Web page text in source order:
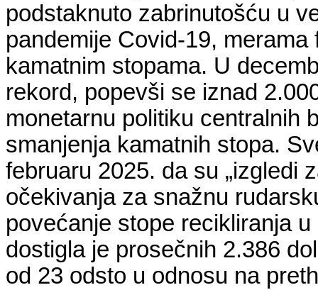
podstaknuto zabrinutošću u
pandemije Covid-19,
kamatnim stopama. U
rekord, popevši se iznad
monetarnu politiku centralnih
smanjenja kamatnih stopa.
februaru 2025. da su „izgledi
očekivanja za snažnu
povećanje stope recikliranja
dostigla je prosečnih 2.386
od 23 odsto u odnosu na